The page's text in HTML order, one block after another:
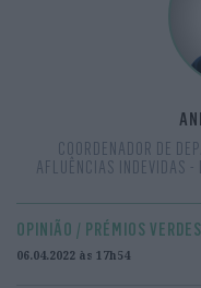
COORDENADOR DE
AFLUÊNCIAS INDEVIDAS -
OPINIÃO / PRÉMIOS VERDES
06.04.2022 às 17h54